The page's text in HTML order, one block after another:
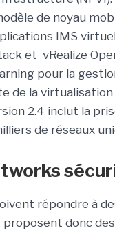
de noyau
IMS
et vRealize
pour la
de la virtualisation
2.4 inclut la
de réseaux
répondre à
donc